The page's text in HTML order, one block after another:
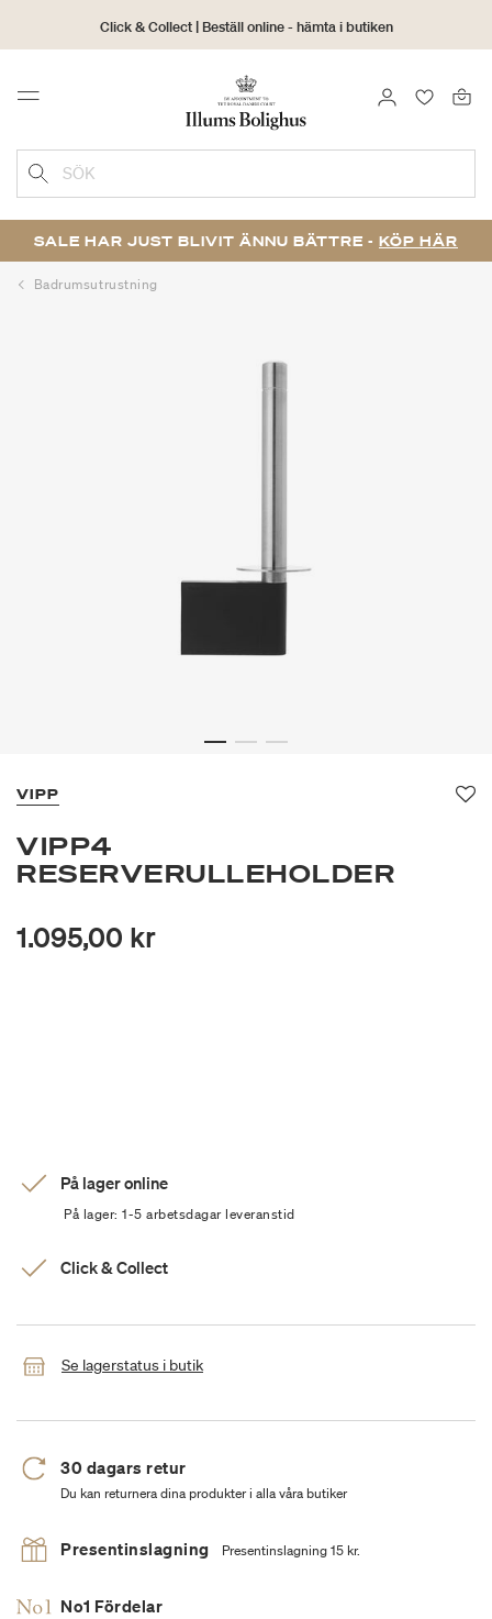
Click & Collect | Beställ online - hämta i butiken
30 dagars returrätt
Menu LOGGA IN
SÖK
SALE HAR JUST BLIVIT ÄNNU BÄTTRE - KÖP HÄR
Badrumsutrustning
VIPP
VIPP4
RESERVERULLEHOLDER
1.095,00 kr
På lager online
På lager: 1-5 arbetsdagar leveranstid
Click & Collect
Se lagerstatus i butik
30 dagars retur
Du kan returnera dina produkter i alla våra butiker
Presentinslagning Presentinslagning 15 kr.
No1 Fördelar